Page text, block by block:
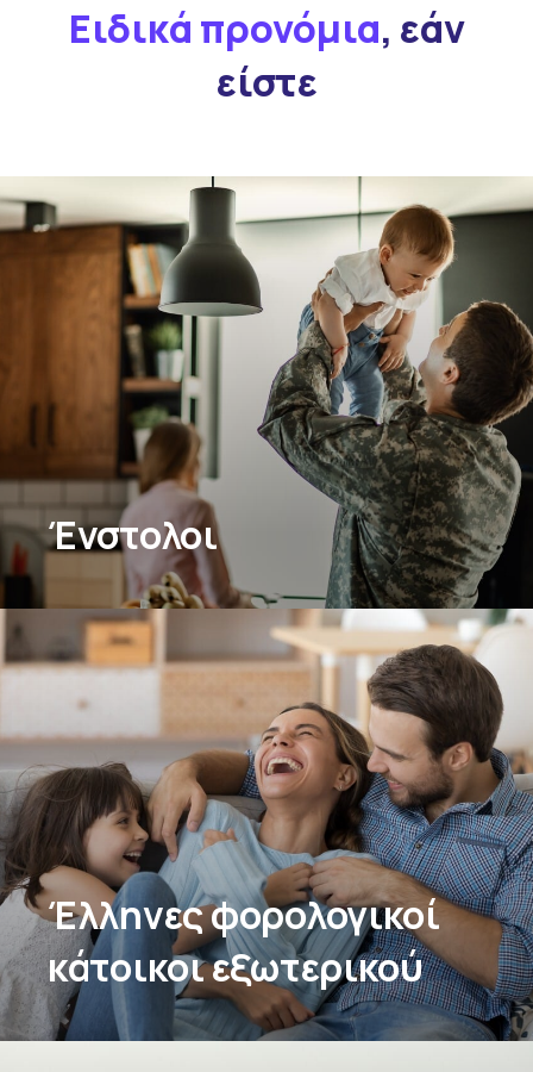
Ειδικά προνόμια, εάν
είστε
Ένστολοι
Έλληνες φορολογικοί
κάτοικοι εξωτερικού